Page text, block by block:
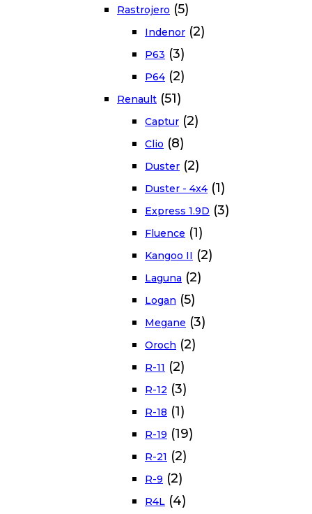
Rastrojero (5)
Indenor (2)
P63 (3)
P64 (2)
Renault (51)
Captur (2)
Clio (8)
Duster (2)
Duster - 4x4 (1)
Express 1.9D (3)
Fluence (1)
Kangoo II (2)
Laguna (2)
Logan (5)
Megane (3)
Oroch (2)
R-11 (2)
R-12 (3)
R-18 (1)
R-19 (19)
R-21 (2)
R-9 (2)
R4L (4)